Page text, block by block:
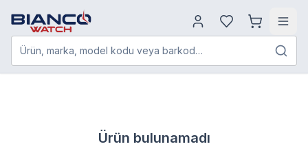
Ürün, marka, model kodu veya barkod…
Ürün bulunamadı